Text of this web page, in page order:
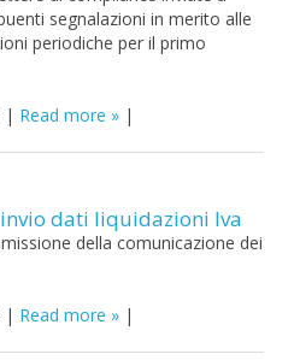
segnalazioni in merito alle
periodiche per il primo
| Read more |
dati liquidazioni Iva
della comunicazione dei
| Read more |